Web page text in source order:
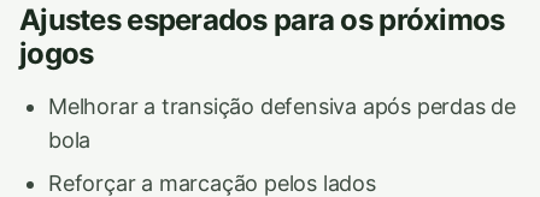
Ajustes esperados para os próximos
jogos
Melhorar a transição defensiva após perdas de
bola
Reforçar a marcação pelos lados